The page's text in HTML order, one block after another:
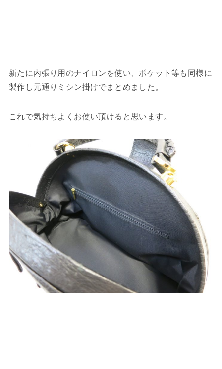
新たに内張り用のナイロンを使い、ポケット等も同様に
製作し元通りミシン掛けでまとめました。
これで気持ちよくお使い頂けると思います。